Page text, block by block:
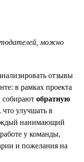
можно
отзывы
в рамках проекта
собирают обратную
улучшать в
нанимающий
у команды,
и пожелания на